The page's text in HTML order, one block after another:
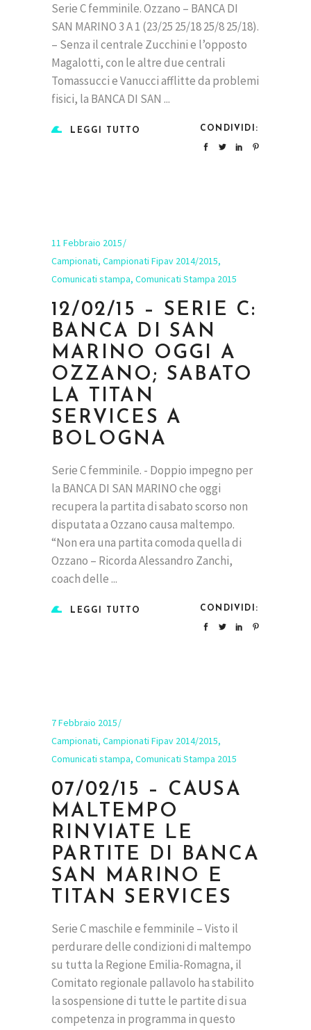
Serie C femminile. Ozzano – BANCA DI
SAN MARINO 3 A 1 (23/25 25/18 25/8 25/18).
– Senza il centrale Zucchini e l’opposto
Magalotti, con le altre due centrali
Tomassucci e Vanucci afflitte da problemi
fisici, la BANCA DI SAN
LEGGI TUTTO CONDIVIDI:
11 Febbraio 2015
Campionati, Campionati Fipav 2014/2015,
Comunicati stampa, Comunicati Stampa 2015
12/02/15 – SERIE C:
BANCA DI SAN
MARINO OGGI A
OZZANO; SABATO
LA TITAN
SERVICES A
BOLOGNA
Serie C femminile. - Doppio impegno per
la BANCA DI SAN MARINO che oggi
recupera la partita di sabato scorso non
disputata a Ozzano causa maltempo.
“Non era una partita comoda quella di
Ozzano – Ricorda Alessandro Zanchi,
coach delle
LEGGI TUTTO CONDIVIDI:
7 Febbraio 2015
Campionati, Campionati Fipav 2014/2015,
Comunicati stampa, Comunicati Stampa 2015
07/02/15 – CAUSA
MALTEMPO
RINVIATE LE
PARTITE DI BANCA
SAN MARINO E
TITAN SERVICES
Serie C maschile e femminile – Visto il
perdurare delle condizioni di maltempo
su tutta la Regione Emilia-Romagna, il
Comitato regionale pallavolo ha stabilito
la sospensione di tutte le partite di sua
competenza in programma in questo